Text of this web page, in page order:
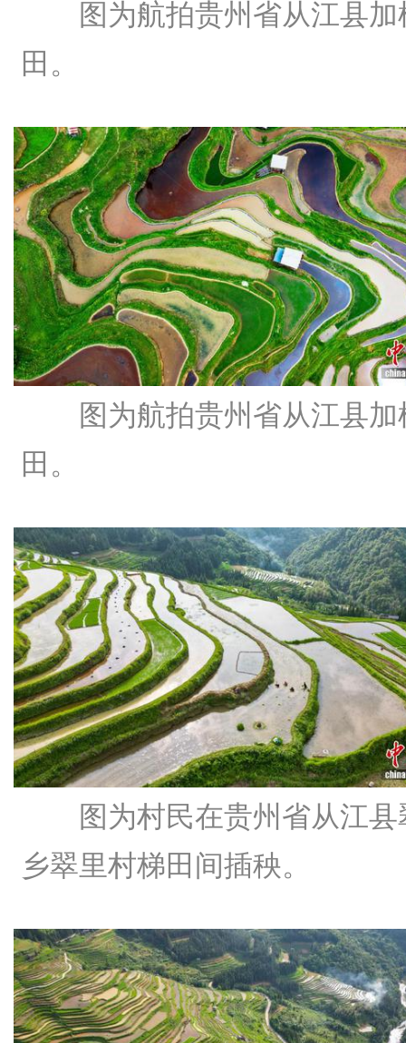
图为航拍贵州省从江县加
田。
图为航拍贵州省从江县加
田。
图为村民在贵州省从江县
乡翠里村梯田间插秧。